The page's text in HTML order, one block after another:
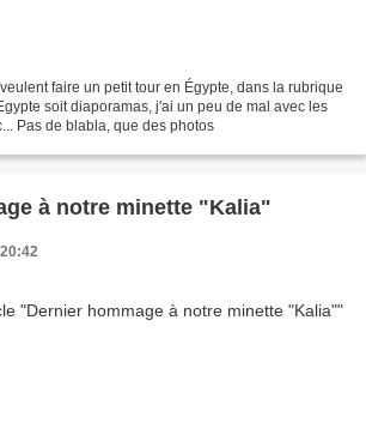
faire un petit tour en Égypte, dans la rubrique
soit diaporamas, j'ai un peu de mal avec les
Pas de blabla, que des photos
à notre minette "Kalia"